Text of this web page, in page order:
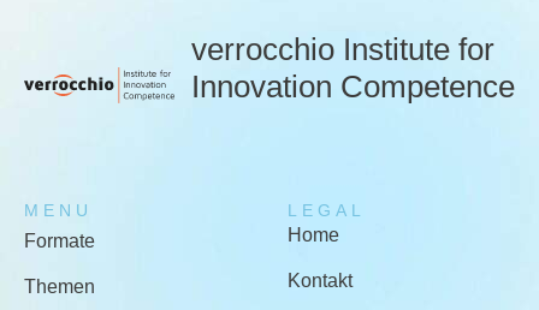
verrocchio Institute for
Innovation Competence
MENU
Formate
Themen
LEGAL
Home
Kontakt